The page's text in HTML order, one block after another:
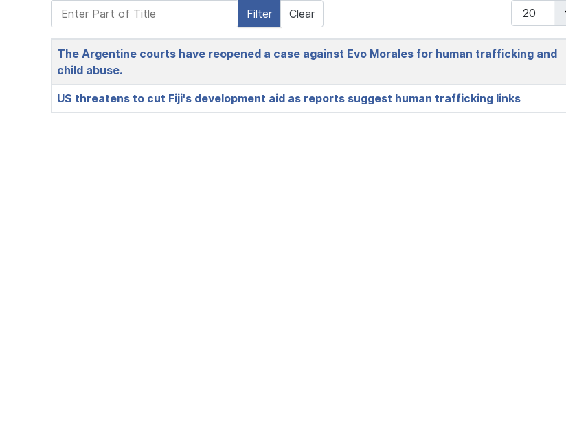
Enter Part of Title Filter Clear Display #
Title
The Argentine courts have reopened a case against Evo Morales for human trafficking and
child abuse.
US threatens to cut Fiji's development aid as reports suggest human trafficking links